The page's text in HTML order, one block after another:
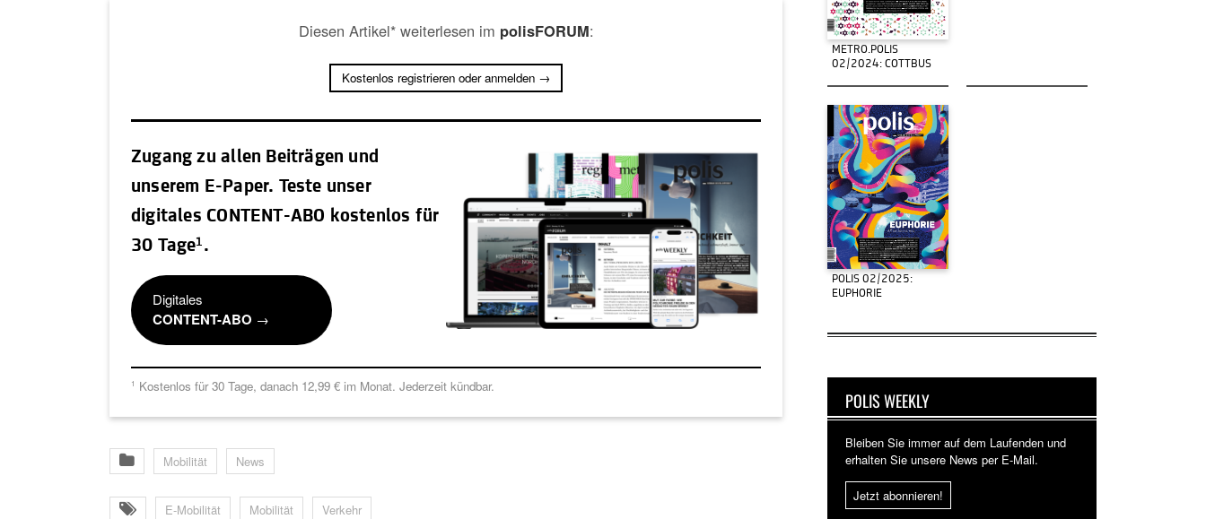
Diesen Artikel* weiterlesen im polisFORUM:
Kostenlos registrieren oder anmelden →
Zugang zu allen Beiträgen und
unserem E-Paper. Teste unser
digitales CONTENT-ABO kostenlos für
30 Tage1 .
Digitales
CONTENT-ABO →
1 Kostenlos für 30 Tage, danach 12,99 € im Monat. Jederzeit kündbar.
Mobilität News
E-Mobilität Mobilität Verkehr
METRO.POLIS
02/2024: COTTBUS
POLIS 02/2025:
EUPHORIE
POLIS WEEKLY
Bleiben Sie immer auf dem Laufenden und
erhalten Sie unsere News per E-Mail.
Jetzt abonnieren!